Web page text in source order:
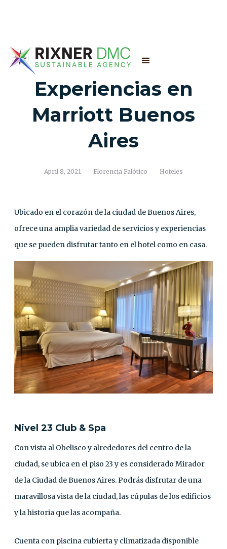
Experiencias en
Marriott Buenos
Aires
April 8, 2021 Florencia Falótico Hoteles
Ubicado en el corazón de la ciudad de Buenos Aires,
ofrece una amplia variedad de servicios y experiencias
que se pueden disfrutar tanto en el hotel como en casa.
Nivel 23 Club & Spa
Con vista al Obelisco y alrededores del centro de la
ciudad, se ubica en el piso 23 y es considerado Mirador
de la Ciudad de Buenos Aires. Podrás disfrutar de una
maravillosa vista de la ciudad, las cúpulas de los edificios
y la historia que las acompaña.
Cuenta con piscina cubierta y climatizada disponible